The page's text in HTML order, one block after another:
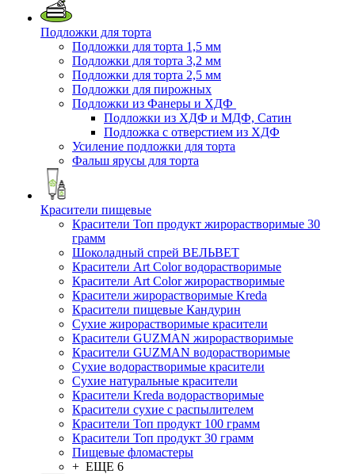
Подложки для торта
Подложки для торта 1,5 мм
Подложки для торта 3,2 мм
Подложки для торта 2,5 мм
Подложки для пирожных
Подложки из Фанеры и ХДФ
Подложки из ХДФ и МДФ, Сатин
Подложка с отверстием из ХДФ
Усиление подложки для торта
Фальш ярусы для торта
Красители пищевые
Красители Топ продукт жирорастворимые 30
грамм
Шоколадный спрей ВЕЛЬВЕТ
Красители Art Color водорастворимые
Красители Art Color жирорастворимые
Красители жирорастворимые Kreda
Красители пищевые Кандурин
Сухие жирорастворимые красители
Красители GUZMAN жирорастворимые
Красители GUZMAN водорастворимые
Сухие водорастворимые красители
Сухие натуральные красители
Красители Kreda водорастворимые
Красители сухие с распылителем
Красители Топ продукт 100 грамм
Красители Топ продукт 30 грамм
Пищевые фломастеры
+ ЕЩЕ 6